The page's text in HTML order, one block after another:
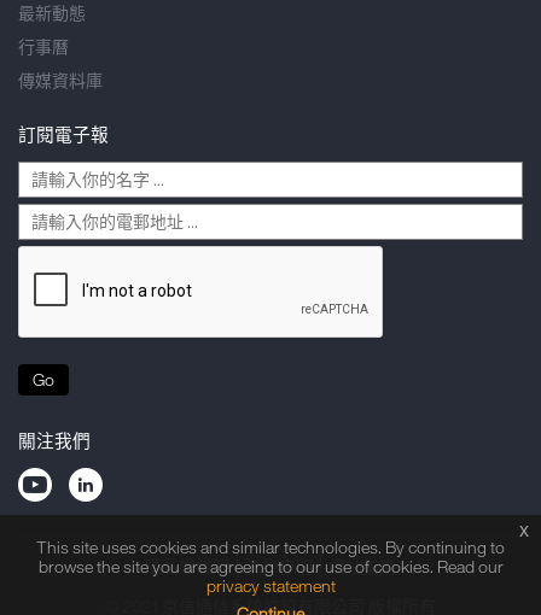
最新動態
行事曆
傳媒資料庫
訂閱電子報
Go
關注我們
隱私權聲明 法律申明
網站指南
© 2021 京信通信系統控股有限公司 版權所有
This site uses cookies and similar technologies. By continuing to
browse the site you are agreeing to our use of cookies. Read our
privacy statement
x